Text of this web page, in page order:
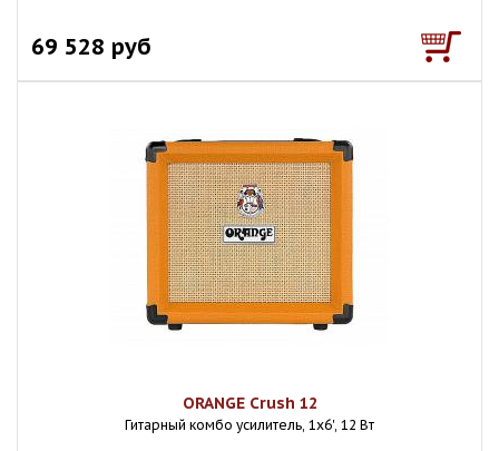
69 528 руб
ORANGE Crush 12
Гитарный комбо усилитель, 1x6', 12 Вт